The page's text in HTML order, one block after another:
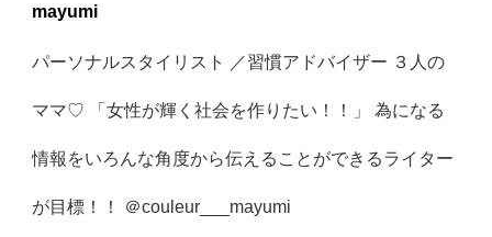
mayumi
パーソナルスタイリスト ／習慣アドバイザー ３人の
ママ♡ 「女性が輝く社会を作りたい！！」 為になる
情報をいろんな角度から伝えることができるライター
が目標！！ ＠couleur___mayumi